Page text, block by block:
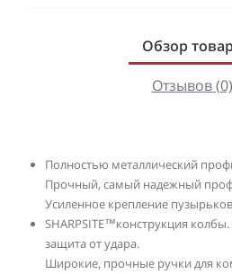
Обзор
Отзывов (0)
Полностью металлический
Прочный, самый надежный
Усиленное крепление
SHARPSITE™конструкция
защита от удара.
Широкие, прочные ручки для